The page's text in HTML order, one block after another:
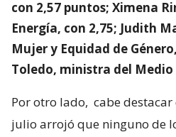
con 2,57 puntos; Ximena
Energía, con 2,75; Judith
Mujer y Equidad de
Toledo, ministra del
Por otro lado, cabe
julio arrojó que ninguno de